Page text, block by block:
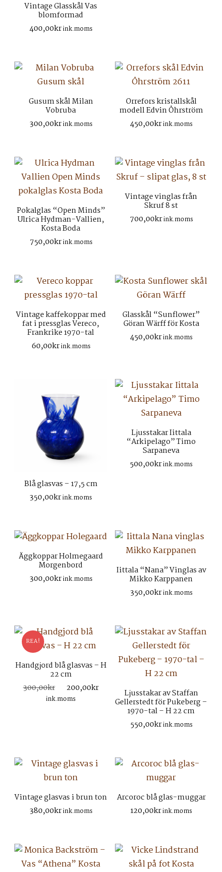
Vintage Glasskål Vas
blomformad
400,00krink.moms
Gusum skål Milan
Vobruba
300,00krink.moms
Orrefors kristallskål
modell Edvin Öhrström
450,00krink.moms
Pokalglas “Open Minds”
Ulrica Hydman-Vallien,
Kosta Boda
750,00krink.moms
Vintage vinglas från
Skruf 8 st
700,00krink.moms
Vintage kaffekoppar med
fat i pressglas Vereco,
Frankrike 1970-tal
60,00krink.moms
Glasskål “Sunflower”
Göran Wärff för Kosta
450,00krink.moms
Blå glasvas – 17,5 cm
350,00krink.moms
Ljusstakar Iittala
“Arkipelago” Timo
Sarpaneva
500,00krink.moms
Äggkoppar Holmegaard
Morgenbord
300,00krink.moms
Iittala “Nana” Vinglas av
Mikko Karppanen
350,00krink.moms
REA!
Handgjord blå glasvas – H
22 cm
300,00kr
Det
ursprungliga
200,00kr
nuvarande
priset
200,00kr.
ink.moms Ljusstakar av Staffan
Gellerstedt för Pukeberg –
1970-tal – H 22 cm
550,00krink.moms
Vintage glasvas i brun ton
380,00krink.moms
Arcoroc blå glas-muggar
120,00krink.moms